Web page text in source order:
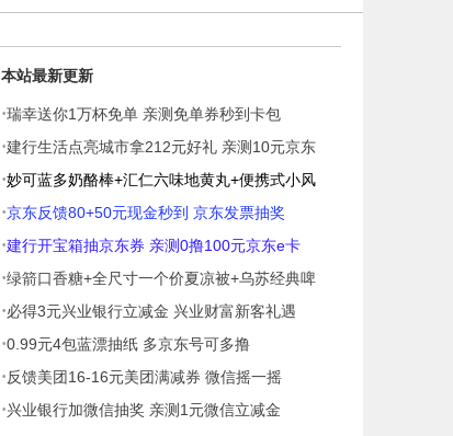
本站最新更新
·瑞幸送你1万杯免单 亲测免单券秒到卡包
·建行生活点亮城市拿212元好礼 亲测10元京东
券
·妙可蓝多奶酪棒+汇仁六味地黄丸+便携式小风
扇
·京东反馈80+50元现金秒到 京东发票抽奖
·建行开宝箱抽京东券 亲测0撸100元京东e卡
·绿箭口香糖+全尺寸一个价夏凉被+乌苏经典啤
酒
·必得3元兴业银行立减金 兴业财富新客礼遇
·0.99元4包蓝漂抽纸 多京东号可多撸
·反馈美团16-16元美团满减券 微信摇一摇
·兴业银行加微信抽奖 亲测1元微信立减金